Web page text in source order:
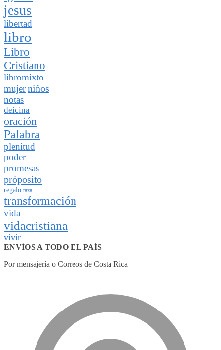
jesus
libertad
libro
Libro
Cristiano
libromixto
mujerniños
notas
deicina
oración
Palabra
plenitud
poder
promesas
próposito
regalo taza
transformación
vida
vidacristiana
vivir
ENVÍOS A TODO EL PAÍS
Por mensajería o Correos de Costa Rica